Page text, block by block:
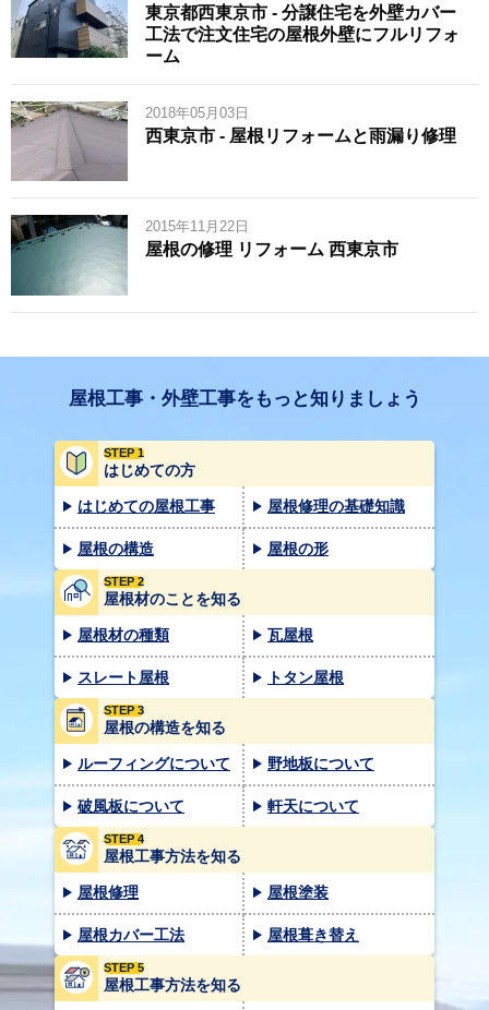
東京都西東京市 - 分譲住宅を外壁カバー
工法で注文住宅の屋根外壁にフルリフォ
ーム
2018年05月03日
西東京市 - 屋根リフォームと雨漏り修理
2015年11月22日
屋根の修理 リフォーム 西東京市
屋根工事・外壁工事をもっと知りましょう
STEP 1
はじめての方
はじめての屋根工事 屋根修理の基礎知識
屋根の構造 屋根の形
STEP 2
屋根材のことを知る
屋根材の種類 瓦屋根
スレート屋根 トタン屋根
STEP 3
屋根の構造を知る
ルーフィングについて 野地板について
破風板について 軒天について
STEP 4
屋根工事方法を知る
屋根修理 屋根塗装
屋根カバー工法 屋根葺き替え
STEP 5
屋根工事方法を知る